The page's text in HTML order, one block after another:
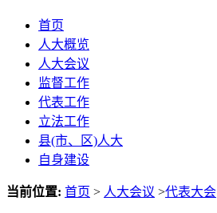
首页
人大概览
人大会议
监督工作
代表工作
立法工作
县(市、区)人大
自身建设
当前位置: 首页 > 人大会议 >代表大会